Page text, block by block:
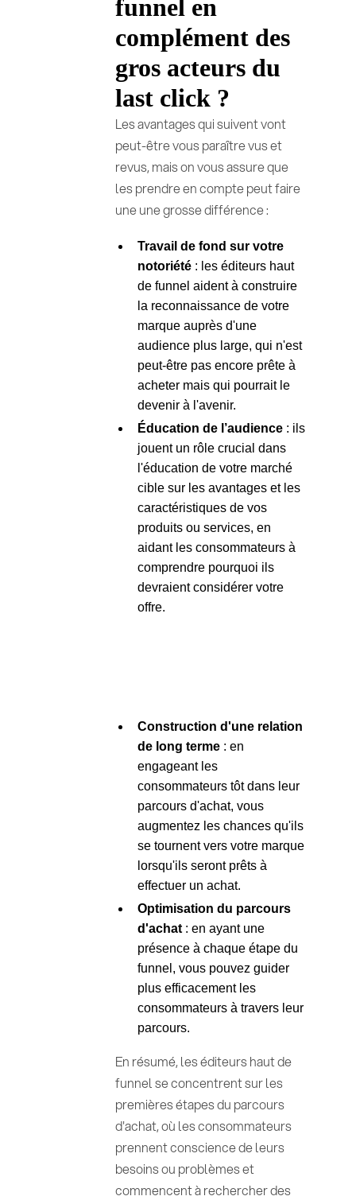
funnel en
complément des
gros acteurs du
last click ?
Les avantages qui suivent vont
peut-être vous paraître vus et
revus, mais on vous assure que
les prendre en compte peut faire
une une grosse différence :
Travail de fond sur votre
notoriété : les éditeurs haut
de funnel aident à construire
la reconnaissance de votre
marque auprès d'une
audience plus large, qui n'est
peut-être pas encore prête à
acheter mais qui pourrait le
devenir à l'avenir.
Éducation de l’audience : ils
jouent un rôle crucial dans
l'éducation de votre marché
cible sur les avantages et les
caractéristiques de vos
produits ou services, en
aidant les consommateurs à
comprendre pourquoi ils
devraient considérer votre
offre.
Construction d'une relation
de long terme: en
engageant les
consommateurs tôt dans leur
parcours d'achat, vous
augmentez les chances qu'ils
se tournent vers votre marque
lorsqu'ils seront prêts à
effectuer un achat.
Optimisation du parcours
d'achat : en ayant une
présence à chaque étape du
funnel, vous pouvez guider
plus efficacement les
consommateurs à travers leur
parcours.
En résumé, les éditeurs haut de
funnel se concentrent sur les
premières étapes du parcours
d'achat, où les consommateurs
prennent conscience de leurs
besoins ou problèmes et
commencent à rechercher des